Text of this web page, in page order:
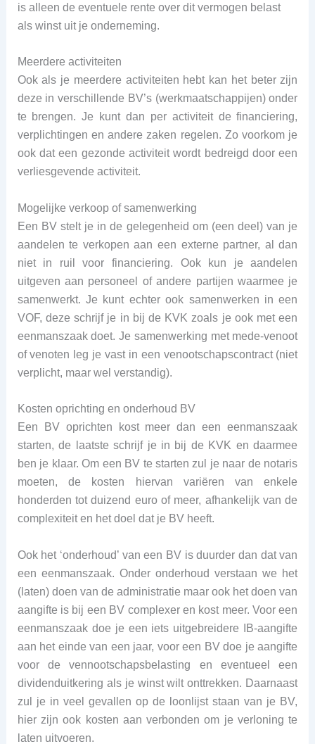
is alleen de eventuele rente over dit vermogen belast
als winst uit je onderneming.
Meerdere activiteiten
Ook als je meerdere activiteiten hebt kan het beter zijn
deze in verschillende BV’s (werkmaatschappijen) onder
te brengen. Je kunt dan per activiteit de financiering,
verplichtingen en andere zaken regelen. Zo voorkom je
ook dat een gezonde activiteit wordt bedreigd door een
verliesgevende activiteit.
Mogelijke verkoop of samenwerking
Een BV stelt je in de gelegenheid om (een deel) van je
aandelen te verkopen aan een externe partner, al dan
niet in ruil voor financiering. Ook kun je aandelen
uitgeven aan personeel of andere partijen waarmee je
samenwerkt. Je kunt echter ook samenwerken in een
VOF, deze schrijf je in bij de KVK zoals je ook met een
eenmanszaak doet. Je samenwerking met mede-venoot
of venoten leg je vast in een venootschapscontract (niet
verplicht, maar wel verstandig).
Kosten oprichting en onderhoud BV
Een BV oprichten kost meer dan een eenmanszaak
starten, de laatste schrijf je in bij de KVK en daarmee
ben je klaar. Om een BV te starten zul je naar de notaris
moeten, de kosten hiervan variëren van enkele
honderden tot duizend euro of meer, afhankelijk van de
complexiteit en het doel dat je BV heeft.
Ook het ‘onderhoud’ van een BV is duurder dan dat van
een eenmanszaak. Onder onderhoud verstaan we het
(laten) doen van de administratie maar ook het doen van
aangifte is bij een BV complexer en kost meer. Voor een
eenmanszaak doe je een iets uitgebreidere IB-aangifte
aan het einde van een jaar, voor een BV doe je aangifte
voor de vennootschapsbelasting en eventueel een
dividenduitkering als je winst wilt onttrekken. Daarnaast
zul je in veel gevallen op de loonlijst staan van je BV,
hier zijn ook kosten aan verbonden om je verloning te
laten uitvoeren.